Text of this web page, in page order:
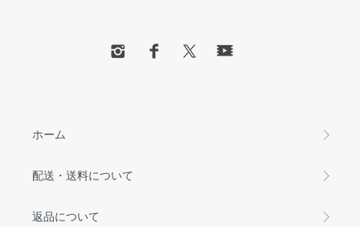
ホーム
配送・送料について
返品について